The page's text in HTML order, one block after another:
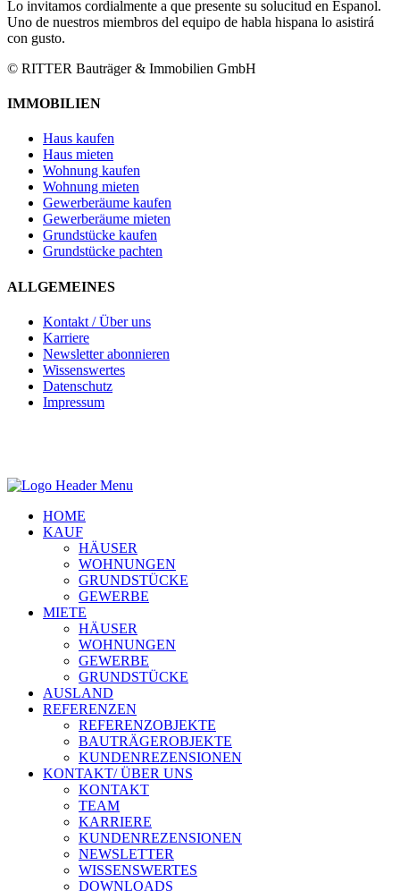
Lo invitamos cordialmente a que presente su solucitud en Espanol.
Uno de nuestros miembros del equipo de habla hispana lo asistirá
con gusto.
© RITTER Bauträger & Immobilien GmbH
IMMOBILIEN
Haus kaufen
Haus mieten
Wohnung kaufen
Wohnung mieten
Gewerberäume kaufen
Gewerberäume mieten
Grundstücke kaufen
Grundstücke pachten
ALLGEMEINES
Kontakt / Über uns
Karriere
Newsletter abonnieren
Wissenswertes
Datenschutz
Impressum
HOME
KAUF
HÄUSER
WOHNUNGEN
GRUNDSTÜCKE
GEWERBE
MIETE
HÄUSER
WOHNUNGEN
GEWERBE
GRUNDSTÜCKE
AUSLAND
REFERENZEN
REFERENZOBJEKTE
BAUTRÄGEROBJEKTE
KUNDENREZENSIONEN
KONTAKT/ ÜBER UNS
KONTAKT
TEAM
KARRIERE
KUNDENREZENSIONEN
NEWSLETTER
WISSENSWERTES
DOWNLOADS